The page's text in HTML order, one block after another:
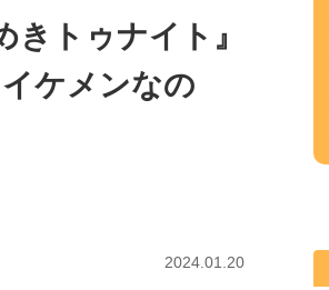
きトゥナイト』
ケメンなの
2024.01.20